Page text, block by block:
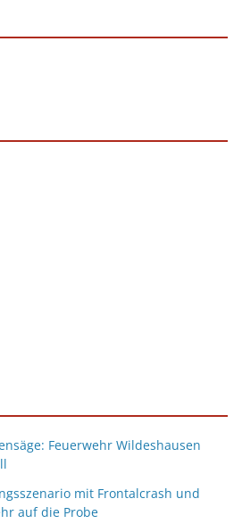
Feuerwehr Wildeshausen
mit Frontalcrash und
auf die Probe